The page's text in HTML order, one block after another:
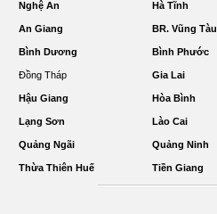
Nghệ An Hà Tĩnh
An Giang BR. Vũng Tàu
Bình Dương Bình Phước
Đồng Tháp Gia Lai
Hậu Giang Hòa Bình
Lạng Sơn Lào Cai
Quảng Ngãi Quảng Ninh
Thừa Thiên Huế Tiền Giang